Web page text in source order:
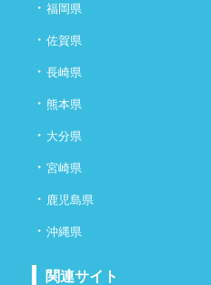
・ 福岡県
・ 佐賀県
・ 長崎県
・ 熊本県
・ 大分県
・ 宮崎県
・ 鹿児島県
・ 沖縄県
関連サイト